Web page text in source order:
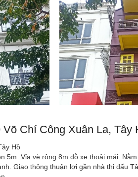
Chí Công Xuân La, Tây
Hồ
5m. Vỉa vè rộng 8m đỗ xe thoải mái.
Giao thông thuận lợi gần nhà thi đấu